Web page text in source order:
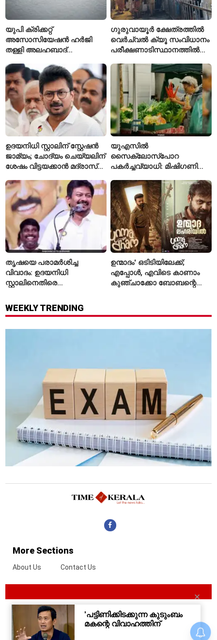
യുപി ക്രിക്കറ്റ്
അസോസിയേഷൻ ഹർജി
തള്ളി അലഹബാദ്
ഗുരുവായൂർ ക്ഷേത്രത്തിൽ
വെർച്വൽ ക്യൂ സംവിധാനം
പരീക്ഷണാടിസ്ഥാനത്തിൽ
ഉദയനിധി സ്റ്റാലിന് സ്റ്റേഷൻ
ജാമ്യം; ചോദ്യം ചെയ്യലിന്
ശേഷം വിട്ടയക്കാൻ മദ്രാസ്
യുഎസിൽ
സൈക്ലോസ്പോറ
പകർച്ചവ്യാധി: മിഷിഗണിൽ
സ്ഥിരീകരിച്ചു
തൃഷയെ പരാമർശിച്ച
വിവാദം: ഉദയനിധി
സ്റ്റാലിനെതിരെ
എന്തെല്ലാം കുറ്റങ്ങൾ?
ഉന്മാദം' ഒടിടിയിലേക്ക്;
എപ്പോൾ, എവിടെ കാണാം
കുഞ്ചാക്കോ ബോബന്റെ
WEEKLY TRENDING
More Sections
About Us Contact Us